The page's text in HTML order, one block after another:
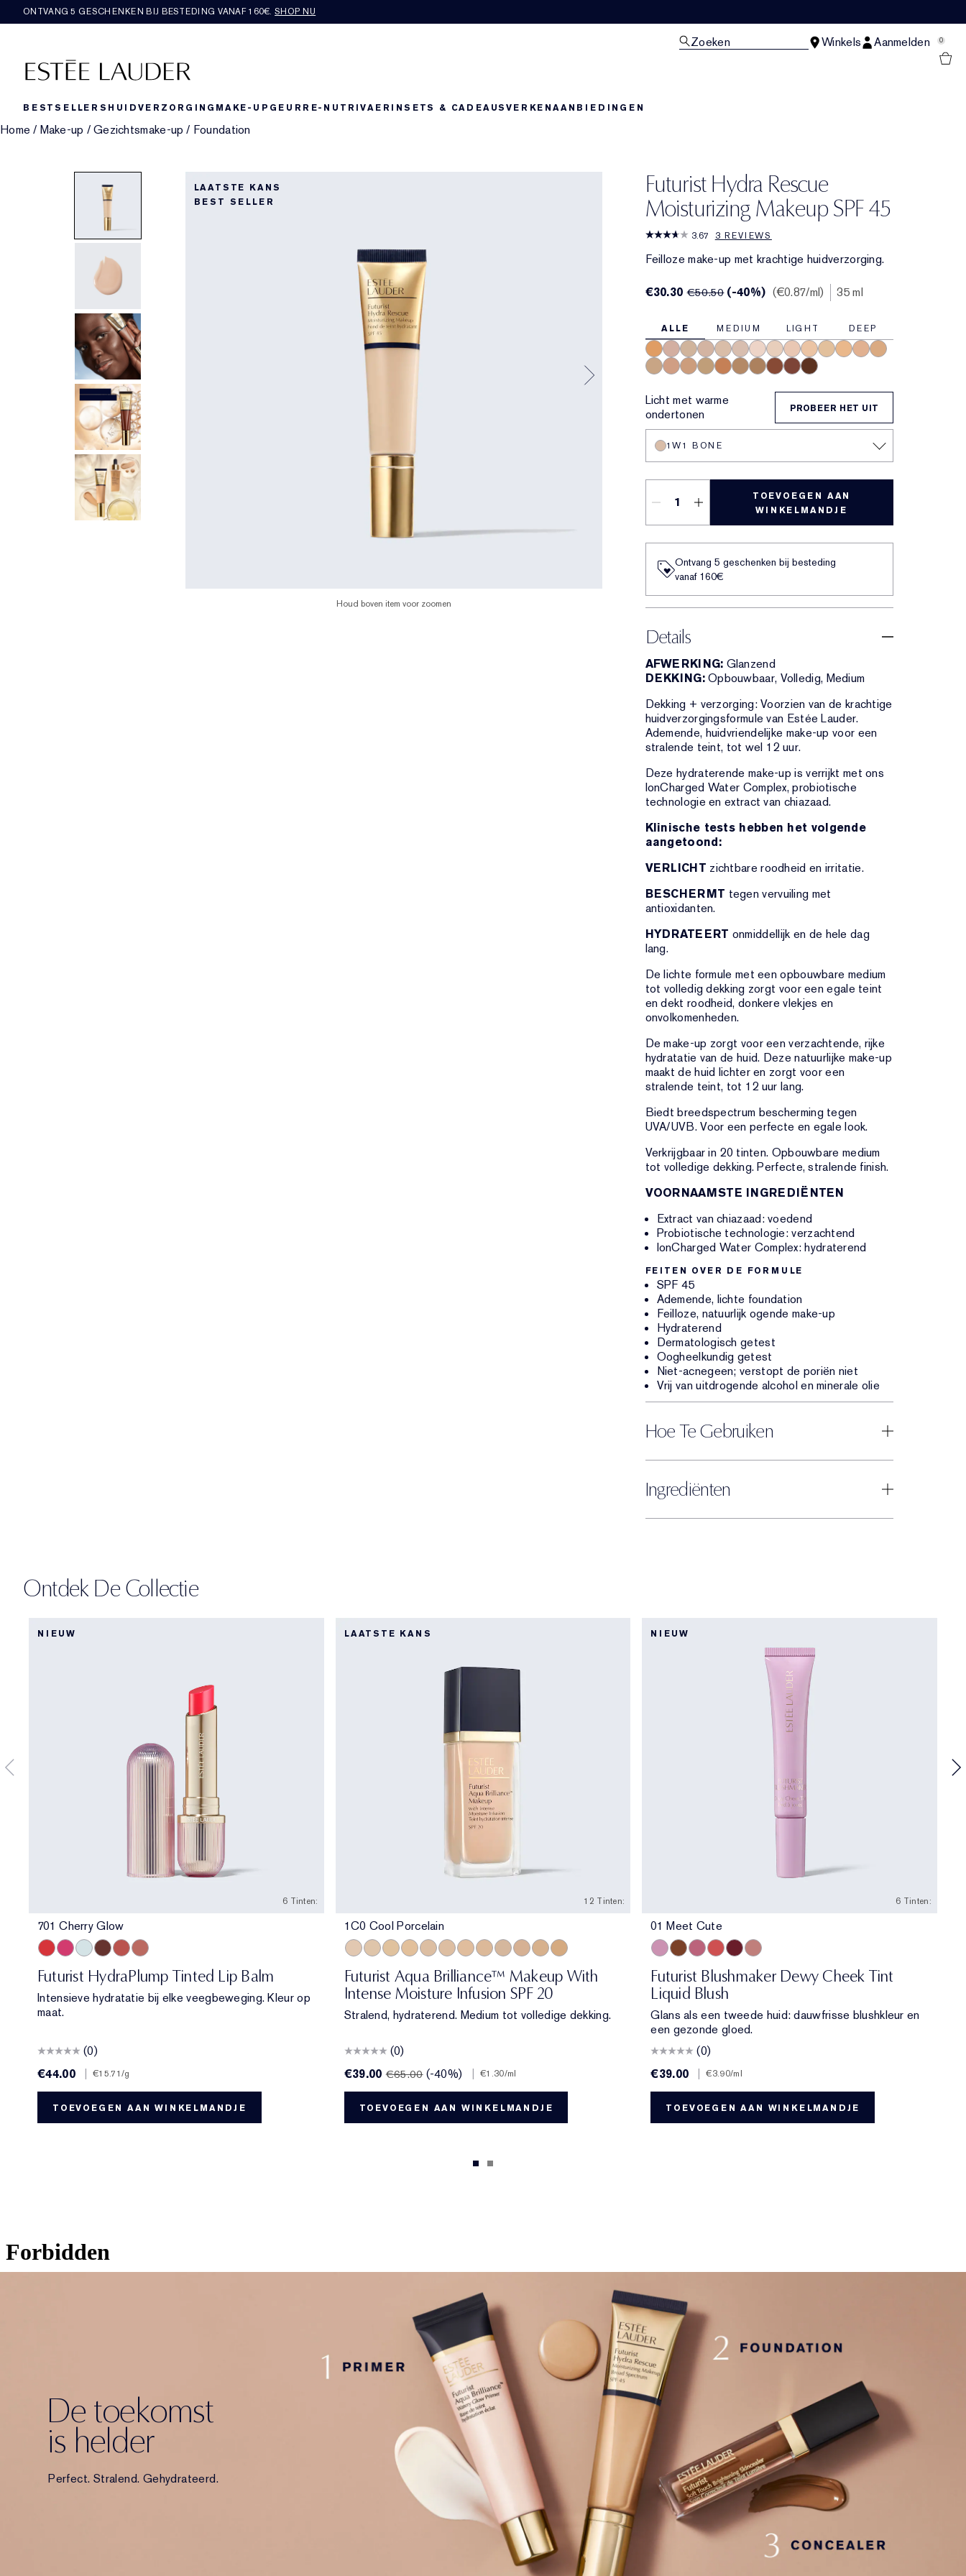
ONTVANG 5 GESCHENKEN BIJ BESTEDING VANAF 160€.SHOP NU
Zoeken Winkels Aanmelden 0
BESTSELLERS HUIDVERZORGING MAKE-UP GEUR RE-NUTRIVAERINSETS & CADEAUSVERKENAANBIEDINGEN
Home / Make-up /Gezichtsmake-up / Foundation
Futurist Hydra Rescue
Moisturizing Makeup SPF 45
3.67 3 REVIEWS
Feilloze make-up met krachtige huidverzorging.
LAATSTE KANS
BEST SELLER
Houd boven item voor zoomen
€30.30€50.50 (-40%) €0.87/ml 35 ml
ALLE MEDIUM LIGHT DEEP
4W1 Honey Bronze
3C2 Pebble
2N2 Buff
2C1 Pure Beige
1W1 Bone
1C1 Cool Bone
1N0 Porcelain
1N2 Ecru
2C3 Fresco
2N1 Desert Beige
1W2 Sand
Licht met warme
ondertonen
PROBEER HET UIT
1W1 BONE
TOEVOEGEN AAN
WINKELMANDJE
Ontvang 5 geschenken bij besteding
vanaf 160€
Details
AFWERKING: Glanzend
DEKKING:Opbouwbaar, Volledig, Medium
Dekking + verzorging: Voorzien van de krachtige
huidverzorgingsformule van Estée Lauder.
Ademende, huidvriendelijke make-up voor een
stralende teint, tot wel 12 uur.
Deze hydraterende make-up is verrijkt met ons
IonCharged Water Complex, probiotische
technologie en extract van chiazaad.
Klinische tests hebben het volgende
aangetoond:
VERLICHT zichtbare roodheid en irritatie.
BESCHERMT tegen vervuiling met
antioxidanten.
HYDRATEERT onmiddellijk en de hele dag
lang.
De lichte formule met een opbouwbare medium
tot volledig dekking zorgt voor een egale teint
en dekt roodheid, donkere vlekjes en
onvolkomenheden.
De make-up zorgt voor een verzachtende, rijke
hydratatie van de huid. Deze natuurlijke make-up
maakt de huid lichter en zorgt voor een
stralende teint, tot 12 uur lang.
Biedt breedspectrum bescherming tegen
UVA/UVB. Voor een perfecte en egale look.
Verkrijgbaar in 20 tinten. Opbouwbare medium
tot volledige dekking. Perfecte, stralende finish.
VOORNAAMSTE INGREDIËNTEN
Extract van chiazaad: voedend
Probiotische technologie: verzachtend
IonCharged Water Complex: hydraterend
FEITEN OVER DE FORMULE
SPF 45
Ademende, lichte foundation
Feilloze, natuurlijk ogende make-up
Hydraterend
Dermatologisch getest
Oogheelkundig getest
Niet-acnegeen; verstopt de poriën niet
Vrij van uitdrogende alcohol en minerale olie
Hoe Te Gebruiken
Ingrediënten
Ontdek De Collectie
NIEUW
6 Tinten:
701 Cherry Glow
Futurist HydraPlump Tinted Lip Balm
Intensieve hydratatie bij elke veegbeweging. Kleur op
maat.
(0)
€44.00
| €15.71/g
TOEVOEGEN AAN WINKELMANDJE
LAATSTE KANS
12 Tinten:
1C0 Cool Porcelain
Futurist Aqua Brilliance™ Makeup With
Intense Moisture Infusion SPF 20
Stralend, hydraterend. Medium tot volledige dekking.
(0)
€39.00€65.00 (-40%) | €1.30/ml
TOEVOEGEN AAN WINKELMANDJE
NIEUW
6 Tinten:
01 Meet Cute
Futurist Blushmaker Dewy Cheek Tint
Liquid Blush
Glans als een tweede huid: dauwfrisse blushkleur en
een gezonde gloed.
(0)
€39.00
| €3.90/ml
TOEVOEGEN AAN WINKELMANDJE
De toekomst
is helder
Perfect. Stralend. Gehydrateerd.